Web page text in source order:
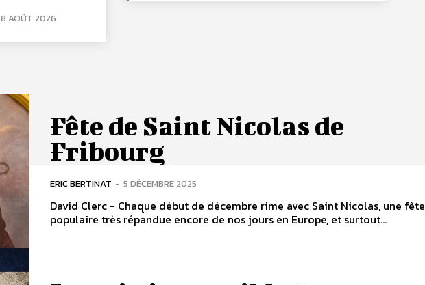
8 AOÛT 2026
Fête de Saint Nicolas de
Fribourg
ERIC BERTINAT - 5 DÉCEMBRE 2025
David Clerc - Chaque début de décembre rime avec Saint Nicolas, une fête
populaire très répandue encore de nos jours en Europe, et surtout...